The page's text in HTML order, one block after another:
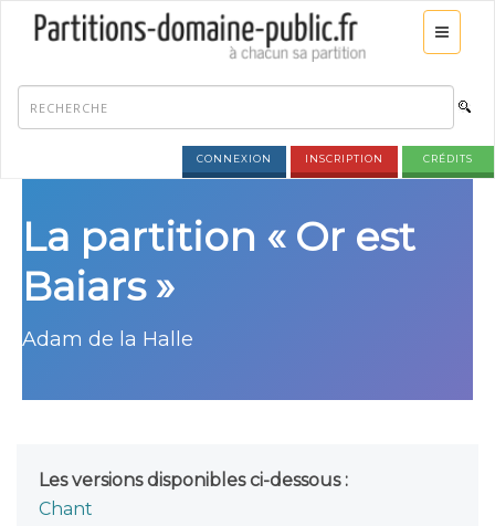
CONNEXION INSCRIPTION CRÉDITS
La partition « Or est
Baiars »
Adam de la Halle
Les versions disponibles ci-dessous :
Chant